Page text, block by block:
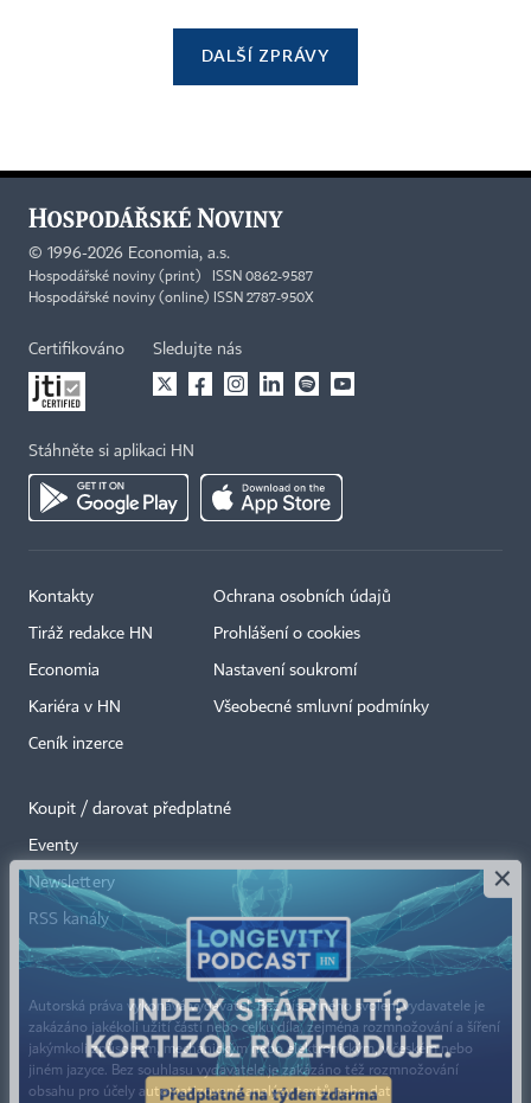
DALŠÍ ZPRÁVY
© 1996-2026 Economia, a.s.
Hospodářské noviny (print) ISSN 0862-9587
Hospodářské noviny (online) ISSN 2787-950X
Certifikováno Sledujte nás
Stáhněte si aplikaci HN
Kontakty
Tiráž redakce HN
Economia
Kariéra v HN
Ceník inzerce
Ochrana osobních údajů
Prohlášení o cookies
Nastavení soukromí
Všeobecné smluvní podmínky
Koupit / darovat předplatné
Eventy
Newslettery
RSS kanály
Autorská práva vykonává vydavatel. Bez písemného svolení vydavatele je
zakázáno jakékoli užití částí nebo celku díla, zejména rozmnožování a šíření
jakýmkoli způsobem, mechanickým nebo elektronickým, v českém nebo
jiném jazyce. Bez souhlasu vydavatele je zakázáno též rozmnožování
obsahu pro účely automatizované analýzy textů nebo dat
×